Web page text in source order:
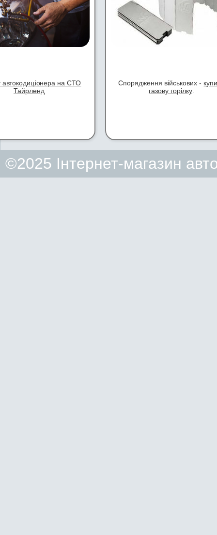
на СТО
Тайрленд
Спорядження військових -
газову горілку
©2025 Інтернет-магазин